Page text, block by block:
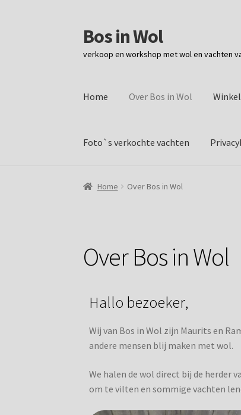
Bos in Wol
verkoop en workshop met wol en vachten
Home Over Bos in Wol Winkel
Foto`s verkochte vachten
Home Over Bos in Wol
Over Bos in Wol
Hallo bezoeker,
Wij van Bos in Wol zijn Maurits en
andere mensen blij maken met wol.
We halen de wol direct bij de herder
om te vilten en sommige vachten